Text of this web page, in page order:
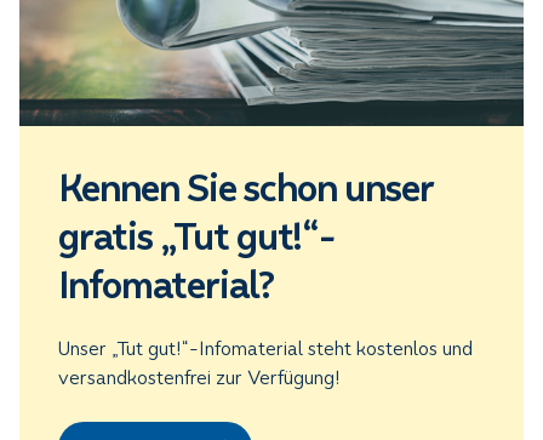
Kennen Sie schon unser
gratis „Tut gut!“-
Infomaterial?
Unser „Tut gut!“-Infomaterial steht kostenlos und
versandkostenfrei zur Verfügung!